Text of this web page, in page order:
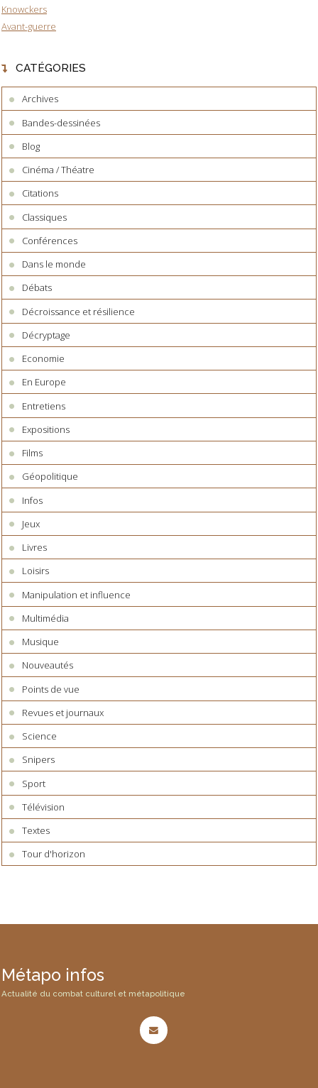
Knowckers
Avant-guerre
CATÉGORIES
Archives
Bandes-dessinées
Blog
Cinéma / Théatre
Citations
Classiques
Conférences
Dans le monde
Débats
Décroissance et résilience
Décryptage
Economie
En Europe
Entretiens
Expositions
Films
Géopolitique
Infos
Jeux
Livres
Loisirs
Manipulation et influence
Multimédia
Musique
Nouveautés
Points de vue
Revues et journaux
Science
Snipers
Sport
Télévision
Textes
Tour d'horizon
Métapo infos
Actualité du combat culturel et métapolitique